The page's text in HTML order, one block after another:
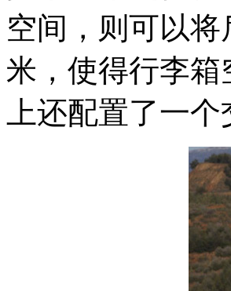
空间，则可以
米，使得行李
上还配置了一